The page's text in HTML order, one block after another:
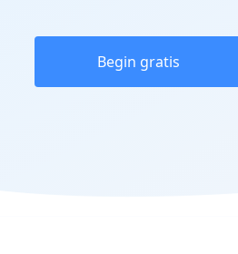
Begin gratis